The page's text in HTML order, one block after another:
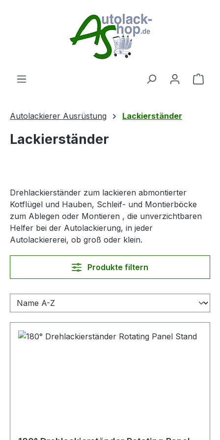
Autolackierer Ausrüstung Lackierständer
Lackierständer
Drehlackierständer zum lackieren abmontierter
Kotflügel und Hauben, Schleif- und Montierböcke
zum Ablegen oder Montieren , die unverzichtbaren
Helfer bei der Autolackierung, in jeder
Autolackiererei, ob groß oder klein.
Produkte filtern